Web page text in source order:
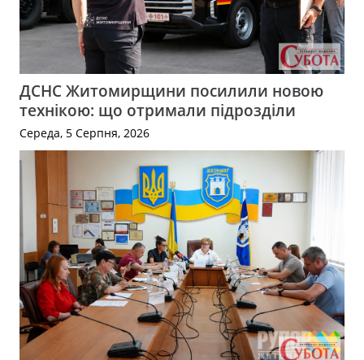
ДСНС Житомирщини посилили новою
технікою: що отримали підрозділи
Середа, 5 Серпня, 2026